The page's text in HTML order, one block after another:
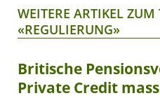
WEITERE ARTIKEL
«REGULIERUNG»
Britische
Private Credit